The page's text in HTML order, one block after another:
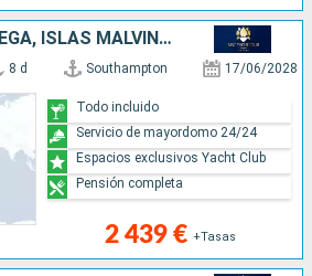
REINO UNIDO, NORUEGA, ISLAS MALVINAS
8 d Southampton 17/06/2028
2 439 € +Tasas
Todo incluido
Servicio de mayordomo 24/24
Espacios exclusivos Yacht Club
Pensión completa